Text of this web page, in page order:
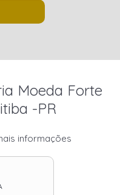
Moeda Forte
-PR
informações